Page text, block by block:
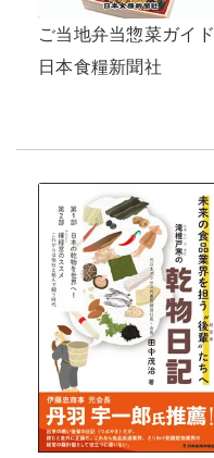
ご当地弁当惣菜ガイド
日本食糧新聞社